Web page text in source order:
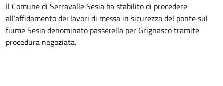
Il Comune di Serravalle Sesia ha stabilito di procedere
all’affidamento dei lavori di messa in sicurezza del ponte sul
fiume Sesia denominato passerella per Grignasco tramite
procedura negoziata.